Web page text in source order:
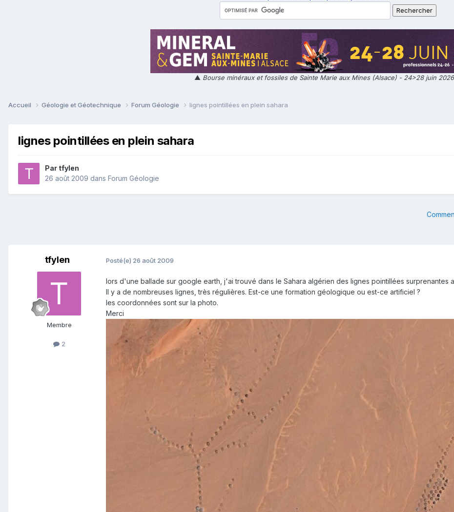
▲ Bourse minéraux et fossiles de Sainte Marie aux Mines (Alsace) - 24>28 juin 2026
Accueil Géologie et Géotechnique Forum Géologie lignes pointillées en plein sahara
lignes pointillées en plein sahara
Par tfylen
26 août 2009 dans Forum Géologie
tfylen
Membre
2
Posté(e) 26 août 2009
lors d'une ballade sur google earth, j'ai trouvé dans le Sahara algérien des lignes pointillées surprenantes
Il y a de nombreuses lignes, très régulières. Est-ce une formation géologique ou est-ce artificiel ?
les coordonnées sont sur la photo.
Merci